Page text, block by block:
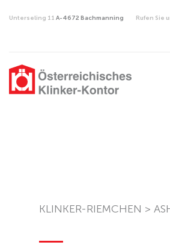
Unterseling 11 A-4672 Bachmanning Rufen Sie
KLINKER-RIEMCHEN >